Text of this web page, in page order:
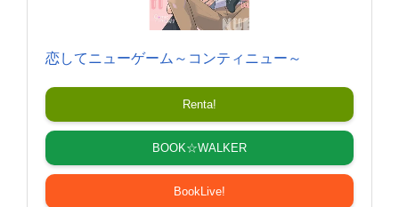
恋してニューゲーム～コンティニュー～
Renta!
BOOK☆WALKER
BookLive!